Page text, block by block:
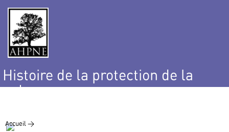
Histoire de la protection de la
nature
Accueil >